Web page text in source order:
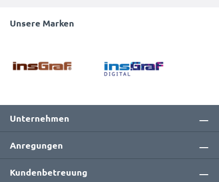
Unsere Marken
Unternehmen
Anregungen
Kundenbetreuung